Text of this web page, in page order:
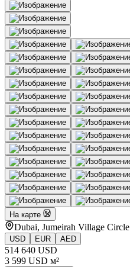
На карте
Dubai, Jumeirah Village Circle
USD EUR AED
514 640 USD
3 599 USD м²